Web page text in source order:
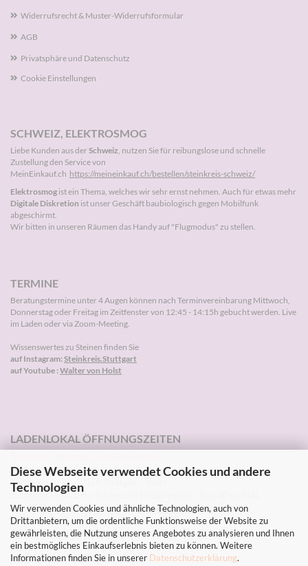
Diese Webseite verwendet Cookies und andere
Technologien
Wir verwenden Cookies und ähnliche Technologien, auch von
Drittanbietern, um die ordentliche Funktionsweise der Website zu
gewährleisten, die Nutzung unseres Angebotes zu analysieren und Ihnen
ein bestmögliches Einkaufserlebnis bieten zu können. Weitere
Informationen finden Sie in unserer Datenschutzerklärung.
Widerrufsrecht & Muster-Widerrufsformular
AGB
Privatsphäre und Datenschutz
Cookie Einstellungen
SCHWEIZ, ELEKTROSMOG
Liebe Kunden aus derSchweiz, nutzen Sie für reibungslose und schnelle
Zustellung den Service von
MeinEinkauf.ch https://meineinkauf.ch/bestellen/steinkreis-schweiz/
Elektrosmog ist ein Thema, welches wir sehr ernst nehmen. Auch für etwas mehr
Digitale Diskretion ist unser Geschäft baubiologisch gegen Mobilfunk
abgeschirmt.
Wir bitten in unseren Räumen das Handy auf "Flugmodus" zu stellen.
TERMINE
Beratungstermine unter 4 Augen können nach Terminvereinbarung Mittwoch,
Donnerstag oder Freitag im Zeitfenster von 12:45 - 14:15h gebucht werden. Live
im Laden oder via Zoom-Meeting.
Wissenswertes zu Steinen finden Sie
auf Instagram:Steinkreis.Stuttgart
auf Youtube :Walter von Holst
LADENLOKAL ÖFFNUNGSZEITEN
Walter von Holst
Kornbergstr. 32, 70176 Stuttgart - West
zwischen Russische Kirche und Hölderlinplatz, Bus 40 und U4
Tel: 0711-2271203 Instagram:Steinkreis.Stuttgart
Sommer-Öffnungszeiten
Mi, Do, Fr 10-13h und 14-18.30h
Sa. 10-13h
Sa.1.8. - Mi. 5.8. geschlossen